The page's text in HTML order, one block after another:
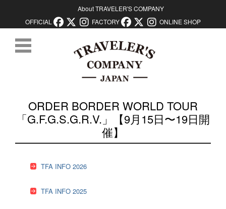
About TRAVELER'S COMPANY
OFFICIAL
FACTORY ONLINE SHOP
ORDER BORDER WORLD TOUR
「G.F.G.S.G.R.V.」【9月15日〜19日開
催】
TFA INFO 2026
TFA INFO 2025